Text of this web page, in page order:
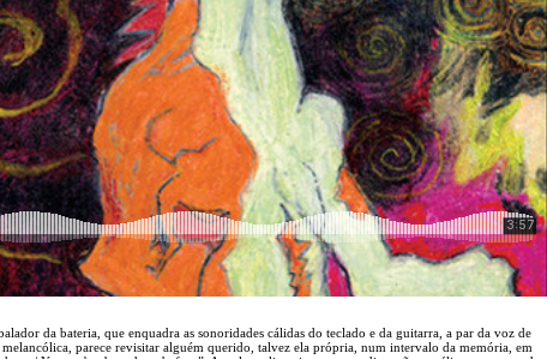
da bateria, que enquadra as sonoridades cálidas do teclado e da guitarra, a par da voz de
parece revisitar alguém querido, talvez ela própria, num intervalo da memória, em